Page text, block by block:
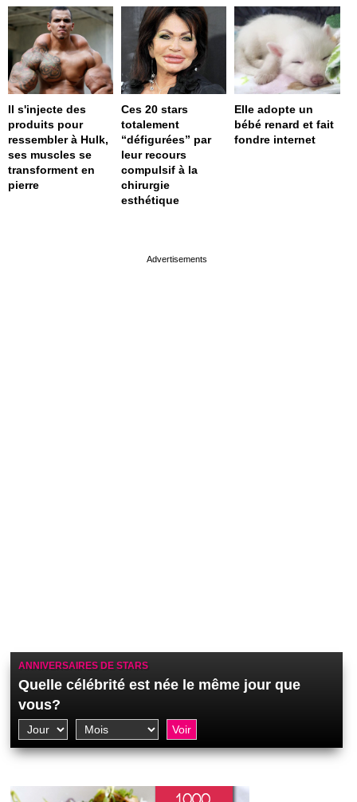
Il s'injecte des
produits pour
ressembler à Hulk,
ses muscles se
transforment en
pierre
Ces 20 stars
totalement
“défigurées” par
leur recours
compulsif à la
chirurgie
esthétique
Elle adopte un
bébé renard et fait
fondre internet
ANNIVERSAIRES DE STARS
Quelle célébrité est née le même jour que
vous?